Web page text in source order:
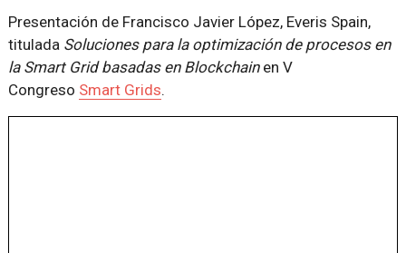
Presentación de Francisco Javier López, Everis Spain,
titulada Soluciones para la optimización de procesos en
la Smart Grid basadas en Blockchainen V
Congreso Smart Grids.